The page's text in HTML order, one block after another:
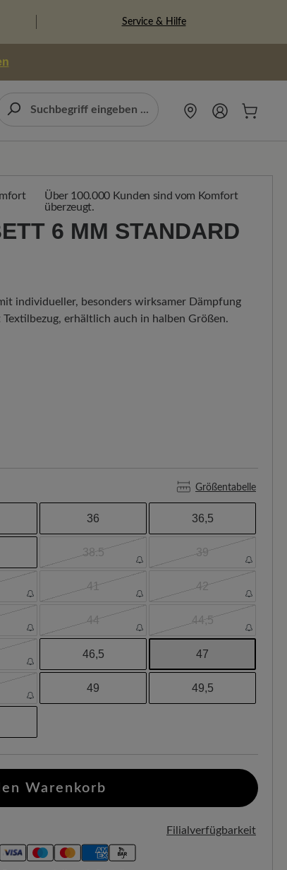
Service & Hilfe
Über 100.000 Kunden sind vom Komfort
überzeugt.
6 MM STANDARD H
individueller, besonders wirksamer Dämpfung
erhältlich auch in halben Größen.
Größentabelle
36 36,5
38.5 39
41 42
44 44,5
46,5 47
49 49,5
Warenkorb
Filialverfügbarkeit